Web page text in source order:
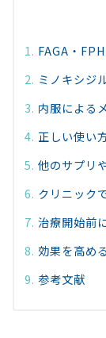
FAGA・
ミノキシジ
内服による
正しい使い
他のサプリ
クリニック
治療開始前
効果を高め
参考文献